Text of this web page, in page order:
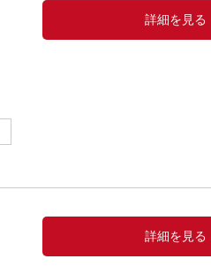
詳細を見る
詳細を見る